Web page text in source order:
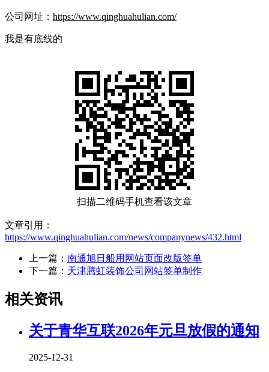
公司网址： https://www.qinghuahulian.com/
我是有底线的
扫描二维码手机查看该文章
文章引用：
https://www.qinghuahulian.com/news/companynews/432.html
上一篇： 南通旭日船用网站页面改版签单
下一篇： 天津腾虹装饰公司网站签单制作
相关资讯
关于青华互联2026年元旦放假的通知
2025-12-31